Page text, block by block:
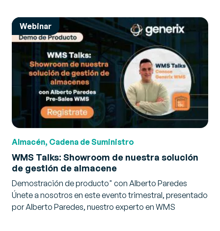
Webinar
Almacén, Cadena de Suministro
WMS Talks: Showroom de nuestra solución
de gestión de almacene
Demostración de producto" con Alberto Paredes
Únete a nosotros en este evento trimestral, presentado
por Alberto Paredes, nuestro experto en WMS